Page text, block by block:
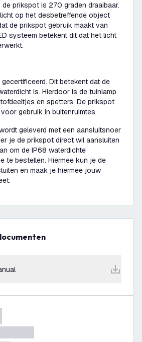
prikspot is 270 graden draaibaar.
op het desbetreffende object
de prikspot gebruik maakt van
systeem betekent dit dat het licht
Dit betekent dat de
is. Hierdoor is de tuinlamp
en spetters. De prikspot
gebruik in buitenruimtes.
geleverd met een aansluitsnoer
je de prikspot direct wil aansluiten
om de IP68 waterdichte
te bestellen. Hiermee kun je de
en maak je hiermee jouw